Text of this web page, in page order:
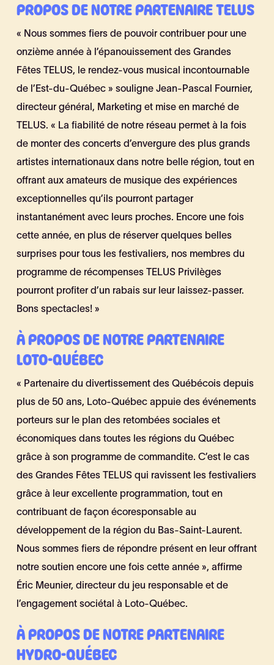
PROPOS DE NOTRE PARTENAIRE TELUS
« Nous sommes fiers de pouvoir contribuer pour une
onzième année à l’épanouissement des Grandes
Fêtes TELUS, le rendez-vous musical incontournable
de l’Est-du-Québec » souligne Jean-Pascal Fournier,
directeur général, Marketing et mise en marché de
TELUS. « La fiabilité de notre réseau permet à la fois
de monter des concerts d’envergure des plus grands
artistes internationaux dans notre belle région, tout en
offrant aux amateurs de musique des expériences
exceptionnelles qu’ils pourront partager
instantanément avec leurs proches. Encore une fois
cette année, en plus de réserver quelques belles
surprises pour tous les festivaliers, nos membres du
programme de récompenses TELUS Privilèges
pourront profiter d’un rabais sur leur laissez-passer.
Bons spectacles! »
À PROPOS DE NOTRE PARTENAIRE
LOTO-QUÉBEC
« Partenaire du divertissement des Québécois depuis
plus de 50 ans, Loto-Québec appuie des événements
porteurs sur le plan des retombées sociales et
économiques dans toutes les régions du Québec
grâce à son programme de commandite. C’est le cas
des Grandes Fêtes TELUS qui ravissent les festivaliers
grâce à leur excellente programmation, tout en
contribuant de façon écoresponsable au
développement de la région du Bas-Saint-Laurent.
Nous sommes fiers de répondre présent en leur offrant
notre soutien encore une fois cette année », affirme
Éric Meunier, directeur du jeu responsable et de
l’engagement sociétal à Loto-Québec.
À PROPOS DE NOTRE PARTENAIRE
HYDRO-QUÉBEC